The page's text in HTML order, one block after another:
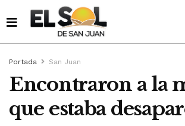
Portada San Juan
Encontraron a la
que estaba